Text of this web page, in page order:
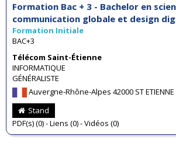
Formation Bac + 3 - Bachelor en
communication globale et design
Formation Initiale
BAC+3
Télécom Saint-Étienne
INFORMATIQUE
GÉNÉRALISTE
Auvergne-Rhône-Alpes 42000 ST ETIENNE
Stand
PDF(s) (0) - Liens (0) - Vidéos (0)